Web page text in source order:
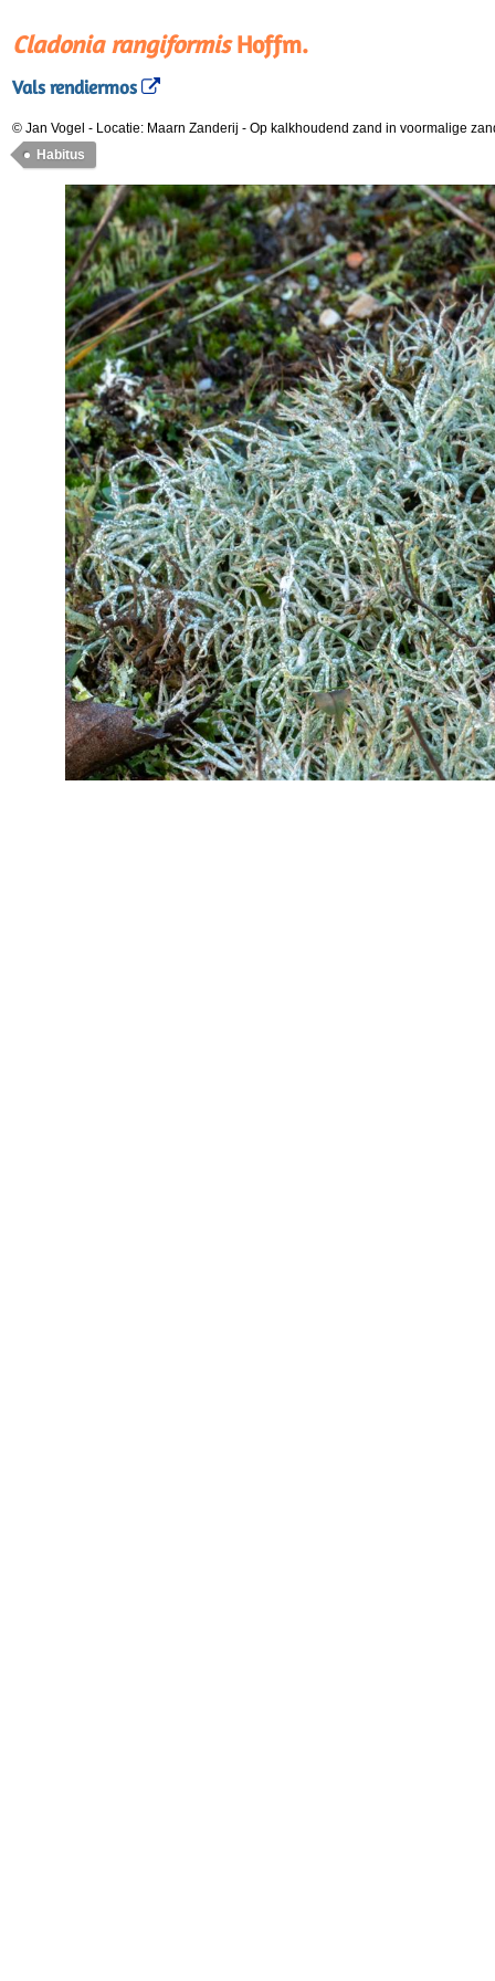
Cladonia rangiformisHoffm.
Vals rendiermos
© Jan Vogel - Locatie: Maarn Zanderij - Op kalkhoudend zand in voormalige
Habitus